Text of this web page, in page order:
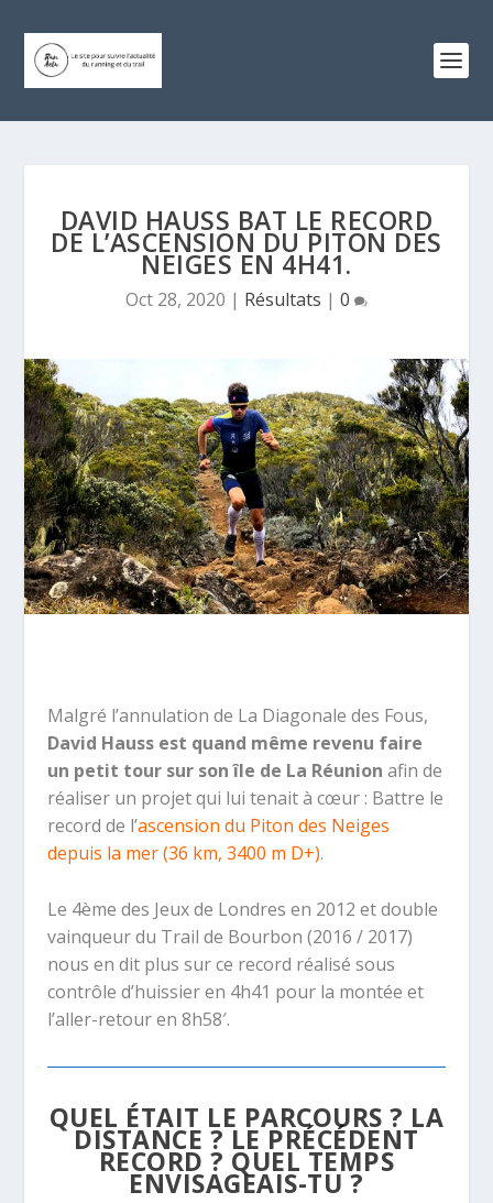
DAVID HAUSS BAT LE RECORD
DE L’ASCENSION DU PITON DES
NEIGES EN 4H41.
Oct 28, 2020 | Résultats | 0
Malgré l’annulation de La Diagonale des Fous,
David Hauss est quand même revenu faire
un petit tour sur son île de La Réunion afin de
réaliser un projet qui lui tenait à cœur : Battre le
record de l’ascension du Piton des Neiges
depuis la mer (36 km, 3400 m D+).
Le 4ème des Jeux de Londres en 2012 et double
vainqueur du Trail de Bourbon (2016 / 2017)
nous en dit plus sur ce record réalisé sous
contrôle d’huissier en 4h41 pour la montée et
l’aller-retour en 8h58′.
QUEL ÉTAIT LE PARCOURS ? LA
DISTANCE ? LE PRÉCÉDENT
RECORD ? QUEL TEMPS
ENVISAGEAIS-TU ?